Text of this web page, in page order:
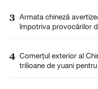
3 Armata chineză
împotriva provocărilor
4 Comerțul exterior al
trilioane de yuani